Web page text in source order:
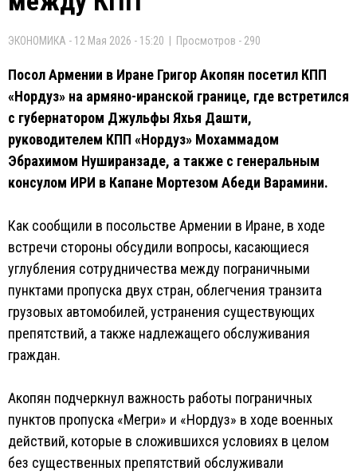
ЭКОНОМИКА - 12 Мая 2026 - 15:20 | Просмотров - 290
Посол Армении в Иране Григор Акопян посетил КПП
«Нордуз» на армяно-иранской границе, где встретился
с губернатором Джульфы Яхья Дашти,
руководителем КПП «Нордуз» Мохаммадом
Эбрахимом Нуширанзаде, а также с генеральным
консулом ИРИ в Капане Мортезом Абеди Варамини.
Как сообщили в посольстве Армении в Иране, в ходе
встречи стороны обсудили вопросы, касающиеся
углубления сотрудничества между пограничными
пунктами пропуска двух стран, облегчения транзита
грузовых автомобилей, устранения существующих
препятствий, а также надлежащего обслуживания
граждан.
Акопян подчеркнул важность работы пограничных
пунктов пропуска «Мегри» и «Нордуз» в ходе военных
действий, которые в сложившихся условиях в целом
без существенных препятствий обслуживали